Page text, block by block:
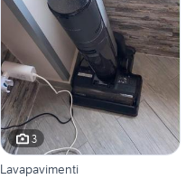
3
Lavapavimenti